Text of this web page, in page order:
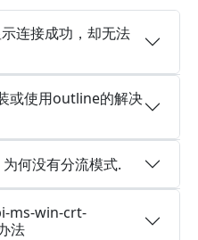
连接成功，却无法
或使用outline的解决
何没有分流模式.
ms-win-crt-
法